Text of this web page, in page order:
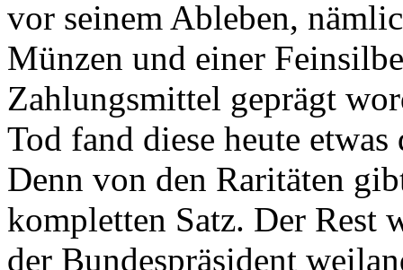
vor seinem Ableben,
Münzen und einer
Zahlungsmittel geprägt
Tod fand diese heute
Denn von den Raritäten
kompletten Satz. Der Rest
der Bundespräsident